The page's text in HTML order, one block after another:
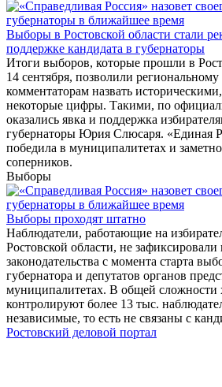
Выборы в Ростовской области стали
поддержке кандидата в губернаторы
Итоги выборов, которые прошли в
14 сентября, позволили
комментаторам назвать
некоторые цифры. Такими, по
оказались явка и поддержка
губернаторы Юрия Слюсаря. «Единая
победила в муниципалитетах и
соперников.
Выборы
Выборы проходят штатно
Наблюдатели, работающие на
Ростовской области, не
законодательства с момента старта
губернатора и депутатов органов
муниципалитетах. В общей сложности
контролируют более 13 тыс.
независимые, то есть не связаны с
Ростовский деловой портал